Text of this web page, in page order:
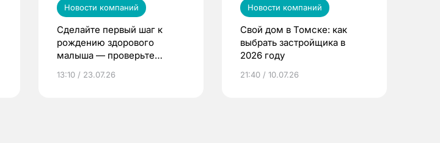
Новости компаний
Сделайте первый шаг к
рождению здорового
малыша — проверьте
по ОМС!
13:10 / 23.07.26
Новости компаний
Свой дом в Томске: как
выбрать застройщика в
2026 году
21:40 / 10.07.26